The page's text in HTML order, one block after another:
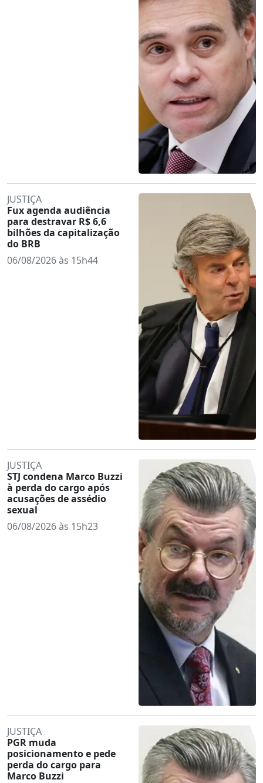
JUSTIÇA
Fux agenda audiência
para destravar R$ 6,6
bilhões da capitalização
do BRB
06/08/2026 às 15h44
JUSTIÇA
STJ condena Marco Buzzi
à perda do cargo após
acusações de assédio
sexual
06/08/2026 às 15h23
JUSTIÇA
PGR muda
posicionamento e pede
perda do cargo para
Marco Buzzi